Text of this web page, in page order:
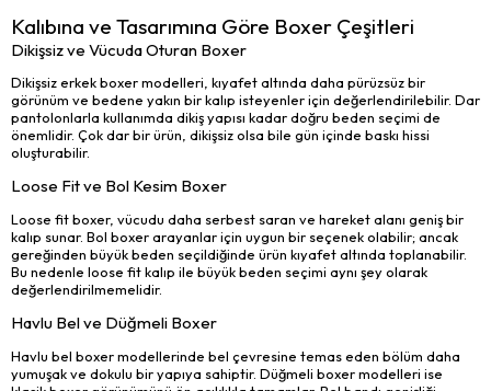
Kalıbına ve Tasarımına Göre Boxer Çeşitleri
Dikişsiz ve Vücuda Oturan Boxer
Dikişsiz erkek boxer modelleri, kıyafet altında daha pürüzsüz bir
görünüm ve bedene yakın bir kalıp isteyenler için değerlendirilebilir. Dar
pantolonlarla kullanımda dikiş yapısı kadar doğru beden seçimi de
önemlidir. Çok dar bir ürün, dikişsiz olsa bile gün içinde baskı hissi
oluşturabilir.
Loose Fit ve Bol Kesim Boxer
Loose fit boxer, vücudu daha serbest saran ve hareket alanı geniş bir
kalıp sunar. Bol boxer arayanlar için uygun bir seçenek olabilir; ancak
gereğinden büyük beden seçildiğinde ürün kıyafet altında toplanabilir.
Bu nedenle loose fit kalıp ile büyük beden seçimi aynı şey olarak
değerlendirilmemelidir.
Havlu Bel ve Düğmeli Boxer
Havlu bel boxer modellerinde bel çevresine temas eden bölüm daha
yumuşak ve dokulu bir yapıya sahiptir. Düğmeli boxer modelleri ise